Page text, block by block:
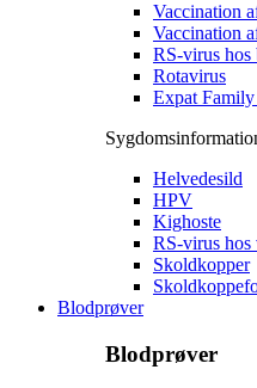
Vaccination
Vaccination
RS-virus hos
Rotavirus
Expat
Helvedesild
HPV
Kighoste
RS-virus hos
Skoldkopper
Blodprøver
Blodprøver